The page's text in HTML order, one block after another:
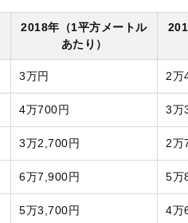
2018年（1平方メートル
あたり）
3万円 2万
4万700円 3万
3万2,700円 2万
6万7,900円 5万
5万3,700円 4万